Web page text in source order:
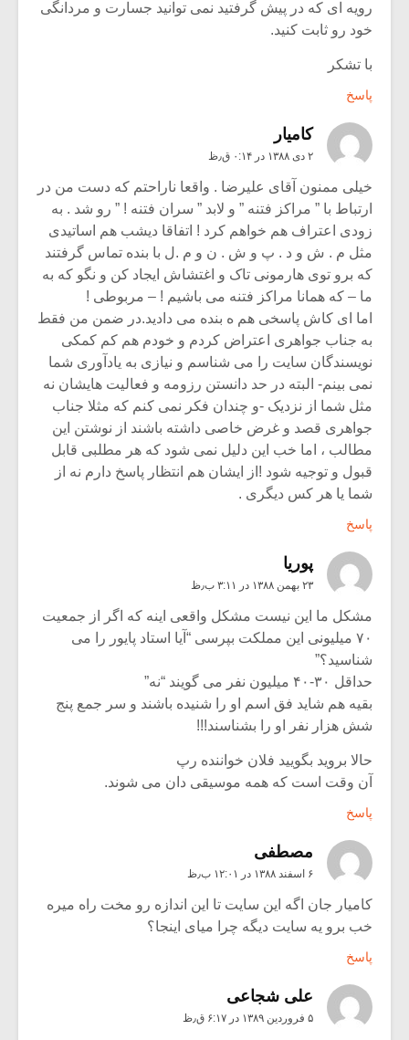
رویه ای که در پیش گرفتید نمی توانید جسارت و مردانگی
خود رو ثابت کنید.
با تشکر
پاسخ
کامیار
۲ دی ۱۳۸۸ در ۰:۱۴ ق٫ظ
خیلی ممنون آقای علیرضا . واقعا ناراحتم که دست من در
ارتباط با ” مراکز فتنه ” و لابد ” سران فتنه ! ” رو شد . به
زودی اعتراف هم خواهم کرد ! اتفاقا دیشب هم اساتیدی
مثل م . ش و د . پ و ش . ن و م .ل با بنده تماس گرفتند
که برو توی هارمونی تاک و اغتشاش ایجاد کن و نگو که به
ما – که همانا مراکز فتنه می باشیم ! – مربوطی !
اما ای کاش پاسخی هم ه بنده می دادید.در ضمن من فقط
به جناب جواهری اعتراض کردم و خودم هم کم کمکی
نویسندگان سایت را می شناسم و نیازی به یادآوری شما
نمی بینم- البته در حد دانستن رزومه و فعالیت هایشان نه
مثل شما از نزدیک -و چندان فکر نمی کنم که مثلا جناب
جواهری قصد و غرض خاصی داشته باشند از نوشتن این
مطالب ، اما خب این دلیل نمی شود که هر مطلبی قابل
قبول و توجیه شود !از ایشان هم انتظار پاسخ دارم نه از
شما یا هر کس دیگری .
پاسخ
پوریا
۲۳ بهمن ۱۳۸۸ در ۳:۱۱ ب٫ظ
مشکل ما این نیست مشکل واقعی اینه که اگر از جمعیت
۷۰ میلیونی این مملکت بپرسی “آیا استاد پایور را می
شناسید؟”
حداقل ۳۰-۴۰ میلیون نفر می گویند “نه”
بقیه هم شاید فق اسم او را شنیده باشند و سر جمع پنج
شش هزار نفر او را بشناسند!!!
حالا بروید بگویید فلان خواننده رپ
آن وقت است که همه موسیقی دان می شوند.
پاسخ
مصطفی
۶ اسفند ۱۳۸۸ در ۱۲:۰۱ ب٫ظ
کامیار جان اگه این سایت تا این اندازه رو مخت راه میره
خب برو یه سایت دیگه چرا میای اینجا؟
پاسخ
علی شجاعی
۵ فروردین ۱۳۸۹ در ۶:۱۷ ق٫ظ